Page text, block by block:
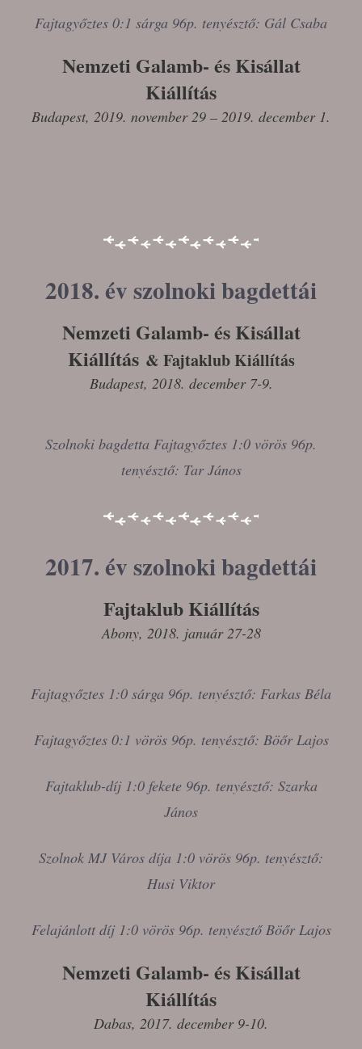
Fajtagyőztes 0:1 sárga 96p. tenyésztő: Gál Csaba
Nemzeti Galamb- és Kisállat
Kiállítás
Budapest, 2019. november 29 – 2019. december 1.
2018. év szolnoki bagdettái
Nemzeti Galamb- és Kisállat
Kiállítás & Fajtaklub Kiállítás
Budapest, 2018. december 7-9.
Szolnoki bagdetta Fajtagyőztes 1:0 vörös 96p.
tenyésztő: Tar János
2017. év szolnoki bagdettái
Fajtaklub Kiállítás
Abony, 2018. január 27-28
Fajtagyőztes 1:0 sárga 96p. tenyésztő: Farkas Béla
Fajtagyőztes 0:1 vörös 96p. tenyésztő: Böőr Lajos
Fajtaklub-díj 1:0 fekete 96p. tenyésztő: Szarka
János
Szolnok MJ Város díja 1:0 vörös 96p. tenyésztő:
Husi Viktor
Felajánlott díj 1:0 vörös 96p. tenyésztő Böőr Lajos
Nemzeti Galamb- és Kisállat
Kiállítás
Dabas, 2017. december 9-10.